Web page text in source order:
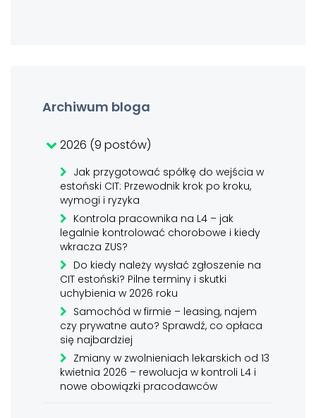
Archiwum bloga
2026 (9 postów)
Jak przygotować spółkę do wejścia w
estoński CIT: Przewodnik krok po kroku,
wymogi i ryzyka
Kontrola pracownika na L4 – jak
legalnie kontrolować chorobowe i kiedy
wkracza ZUS?
Do kiedy należy wysłać zgłoszenie na
CIT estoński? Pilne terminy i skutki
uchybienia w 2026 roku
Samochód w firmie – leasing, najem
czy prywatne auto? Sprawdź, co opłaca
się najbardziej
Zmiany w zwolnieniach lekarskich od 13
kwietnia 2026 – rewolucja w kontroli L4 i
nowe obowiązki pracodawców